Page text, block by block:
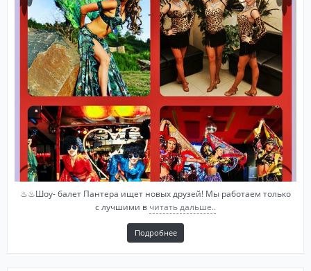
♨♨Шоу- балет Пантера ищет новых друзей! Мы работаем только
с лучшими в читать дальше..
Подробнее